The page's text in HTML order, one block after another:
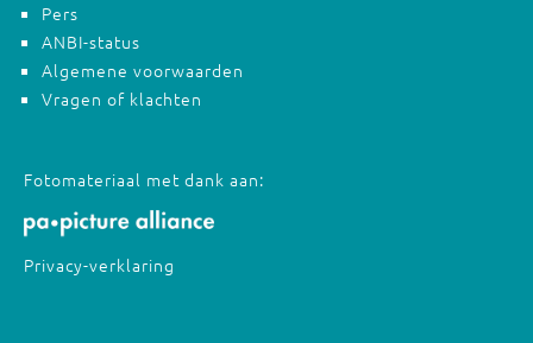
Pers
ANBI-status
Algemene voorwaarden
Vragen of klachten
Fotomateriaal met dank aan:
Privacy-verklaring